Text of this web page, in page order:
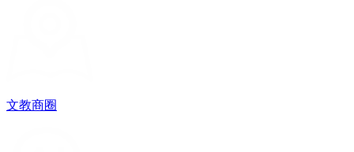
文教商圈